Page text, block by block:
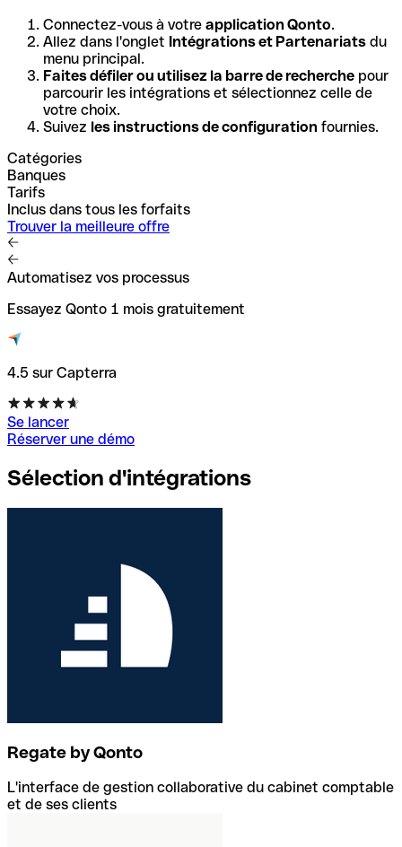
Connectez-vous à votre application Qonto.
Allez dans l'onglet Intégrations et Partenariats du
menu principal.
Faites défiler ou utilisez la barre de recherche pour
parcourir les intégrations et sélectionnez celle de
votre choix.
Suivez les instructions de configuration fournies.
Catégories
Banques
Tarifs
Inclus dans tous les forfaits
Trouver la meilleure offre
Automatisez vos processus
Essayez Qonto 1 mois gratuitement
4.5 sur Capterra
Se lancer
Réserver une démo
Sélection d'intégrations
Regate by Qonto
L'interface de gestion collaborative du cabinet comptable
et de ses clients